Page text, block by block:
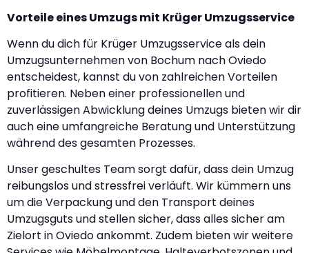
Vorteile eines Umzugs mit Krüger Umzugsservice
Wenn du dich für Krüger Umzugsservice als dein
Umzugsunternehmen von Bochum nach Oviedo
entscheidest, kannst du von zahlreichen Vorteilen
profitieren. Neben einer professionellen und
zuverlässigen Abwicklung deines Umzugs bieten wir dir
auch eine umfangreiche Beratung und Unterstützung
während des gesamten Prozesses.
Unser geschultes Team sorgt dafür, dass dein Umzug
reibungslos und stressfrei verläuft. Wir kümmern uns
um die Verpackung und den Transport deines
Umzugsguts und stellen sicher, dass alles sicher am
Zielort in Oviedo ankommt. Zudem bieten wir weitere